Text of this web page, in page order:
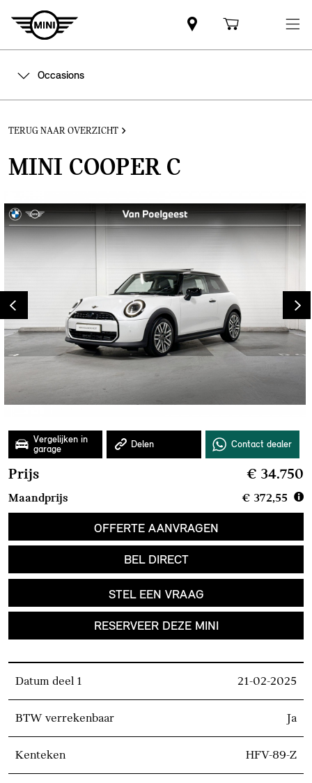
Occasions
TERUG NAAR OVERZICHT
Prijs € 34.750
Maandprijs € 372,55
OFFERTE AANVRAGEN
BEL DIRECT
STEL EEN VRAAG
RESERVEER DEZE MINI
Datum deel 1 21-02-2025
BTW verrekenbaar Ja
Kenteken HFV-89-Z
MINI COOPER C